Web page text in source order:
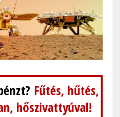
Fűtés, hűtés,
hőszivattyúval!